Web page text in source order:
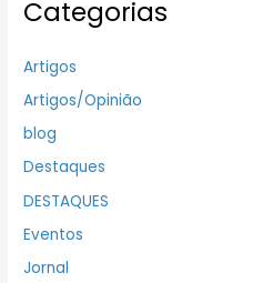
Categorias
Artigos
Artigos/Opinião
blog
Destaques
DESTAQUES
Eventos
Jornal